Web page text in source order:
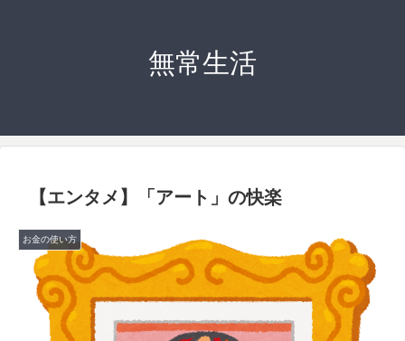
無常生活
【エンタメ】「アート」の快楽
お金の使い方